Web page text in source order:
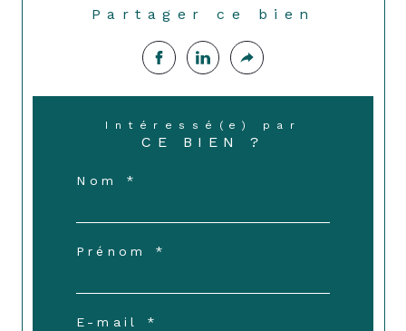
Partager ce bien
Intéressé(e) par
CE BIEN ?
Nom *
Prénom *
E-mail *